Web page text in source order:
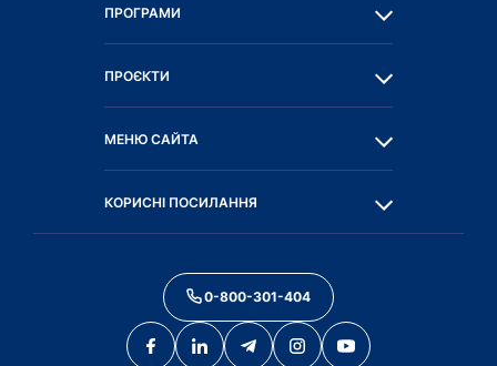
ПРОГРАМИ
ПРОЄКТИ
МЕНЮ САЙТА
КОРИСНІ ПОСИЛАННЯ
0-800-301-404